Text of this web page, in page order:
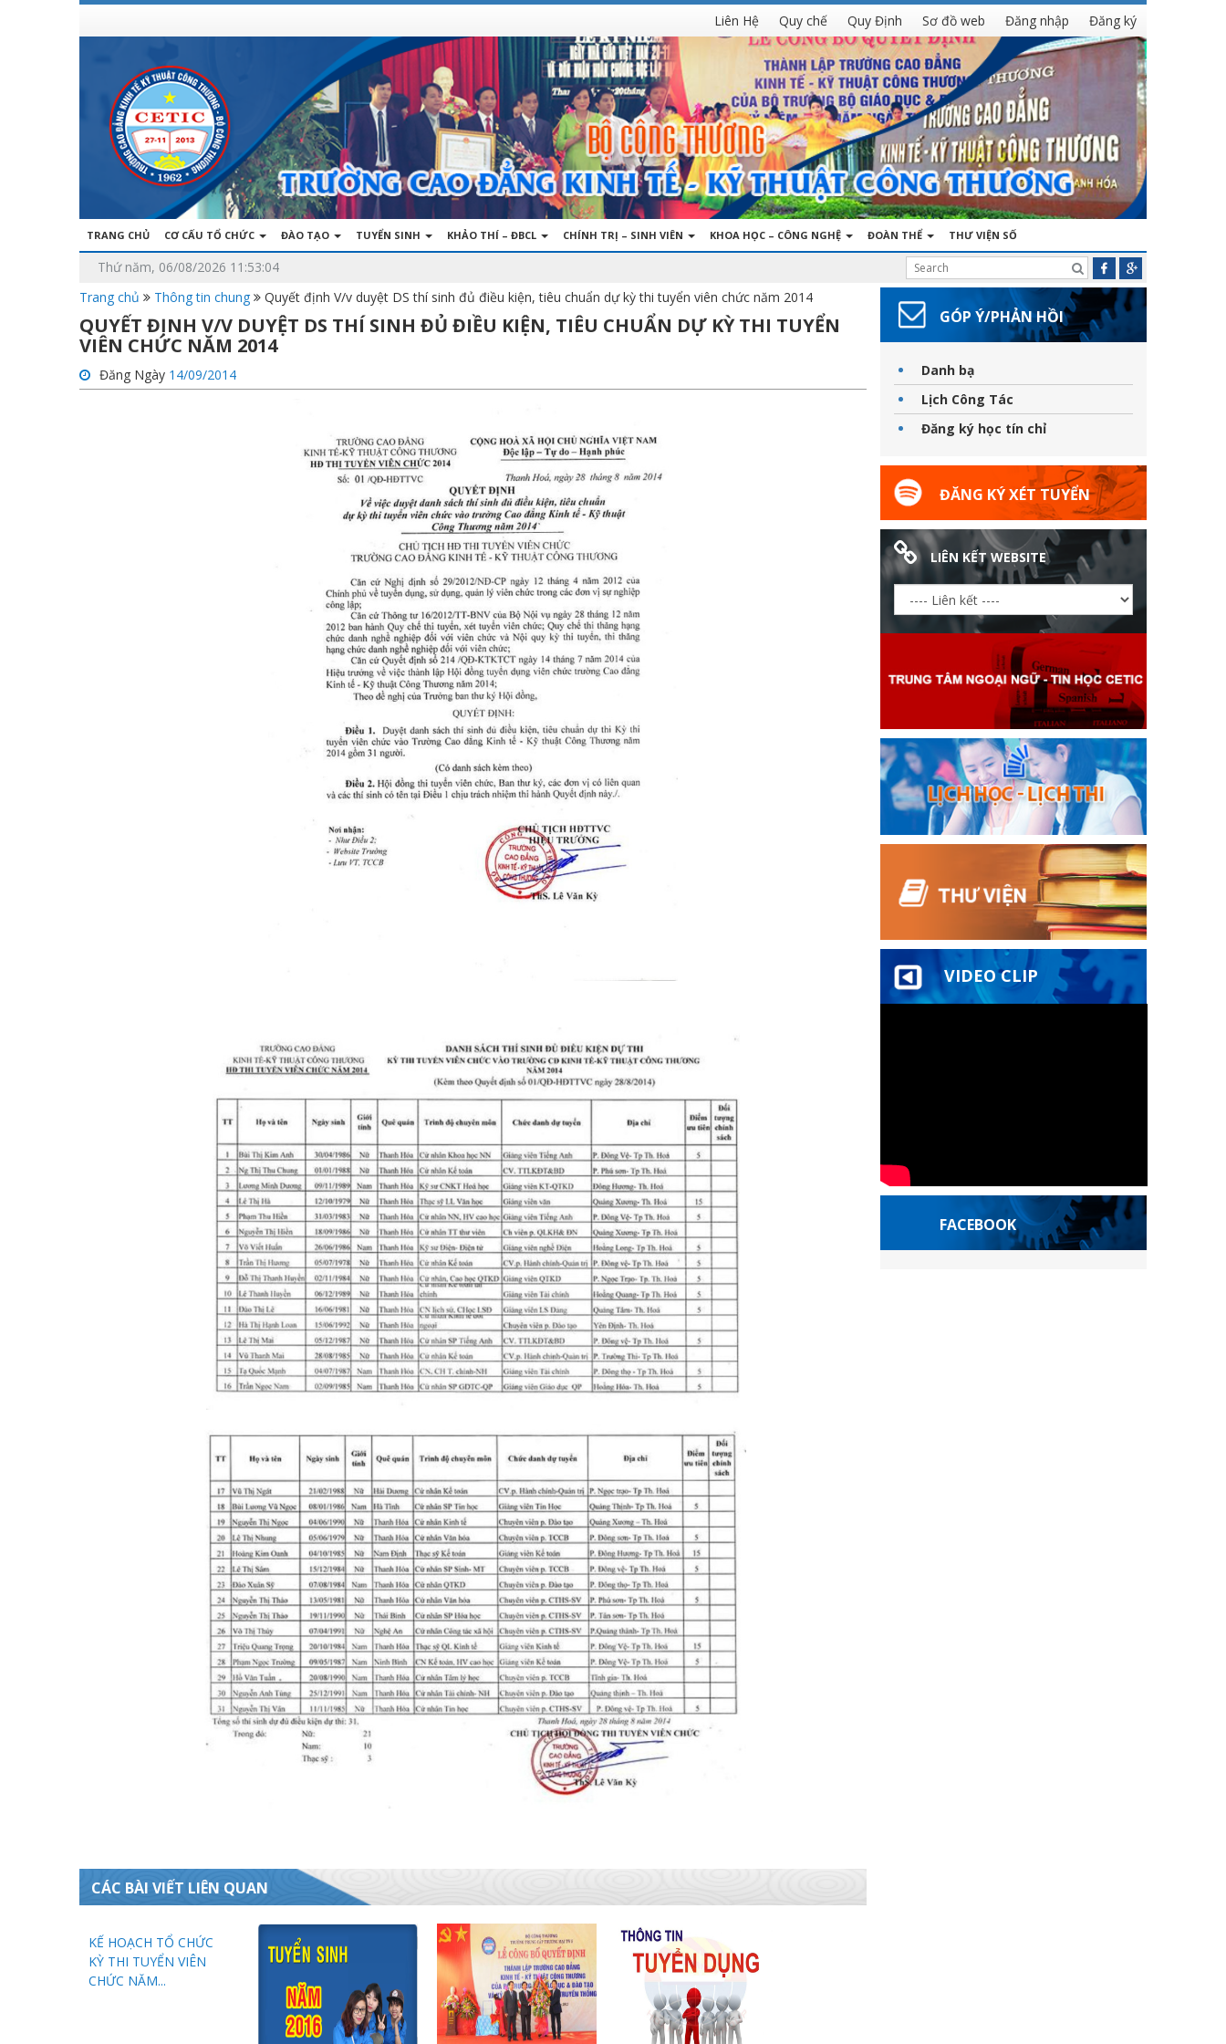
Liên Hệ Quy chế Quy Định Sơ đồ web Đăng nhập Đăng ký
TRANG CHỦ CƠ CẤU TỔ CHỨC ĐÀO TẠO TUYỂN SINH KHẢO THÍ – ĐBCL CHÍNH TRỊ – SINH VIÊN KHOA HỌC – CÔNG NGHỆ ĐOÀN THỂ THƯ VIỆN SỐ
Thứ năm, 06/08/2026 11:53:04
Trang chủ
Thông tin chung Quyết định V/v duyệt DS thí sinh đủ điều kiện, tiêu chuẩn dự kỳ thi tuyển viên chức năm 2014
QUYẾT ĐỊNH V/V DUYỆT DS THÍ SINH ĐỦ ĐIỀU KIỆN, TIÊU CHUẨN DỰ KỲ THI TUYỂN
VIÊN CHỨC NĂM 2014
Đăng Ngày 14/09/2014
CÁC BÀI VIẾT LIÊN QUAN
KẾ HOẠCH TỔ CHỨC
KỲ THI TUYỂN VIÊN
CHỨC NĂM...
GÓP Ý/PHẢN HỒI
Danh bạ
Lịch Công Tác
Đăng ký học tín chỉ
ĐĂNG KÝ XÉT TUYỂN
LIÊN KẾT WEBSITE
VIDEO CLIP
FACEBOOK